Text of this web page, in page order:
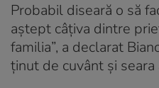
Probabil diseară o să
aștept câțiva dintre
familia”, a declarat
ținut de cuvânt și